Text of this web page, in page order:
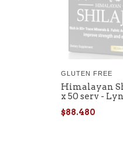
GLUTEN FREE
Himalayan
x 50 serv -
$88.480